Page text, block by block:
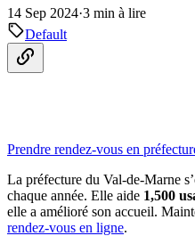
14 Sep 2024·3 min à lire
Default
Prendre rendez-vous en
La préfecture du Val-de-Marne
chaque année. Elle aide 1,500
elle a amélioré son accueil.
rendez-vous en ligne.